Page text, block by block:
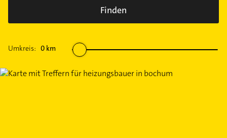
Finden
Umkreis: 0 km